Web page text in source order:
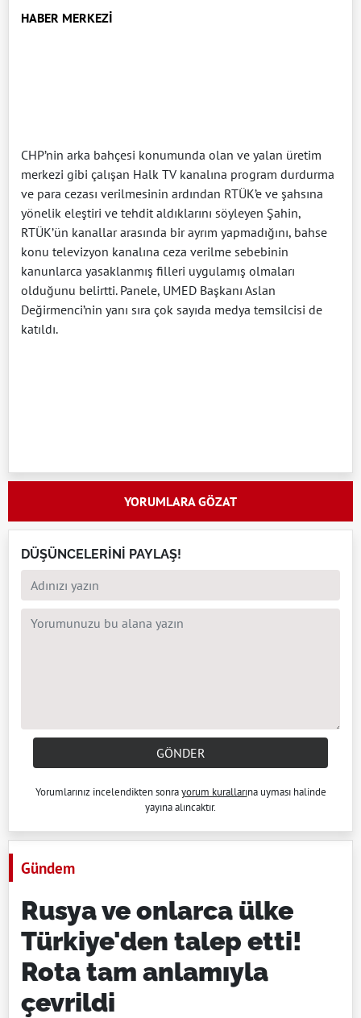
HABER MERKEZİ
CHP’nin arka bahçesi konumunda olan ve yalan üretim
merkezi gibi çalışan Halk TV kanalına program durdurma
ve para cezası verilmesinin ardından RTÜK’e ve şahsına
yönelik eleştiri ve tehdit aldıklarını söyleyen Şahin,
RTÜK’ün kanallar arasında bir ayrım yapmadığını, bahse
konu televizyon kanalına ceza verilme sebebinin
kanunlarca yasaklanmış filleri uygulamış olmaları
olduğunu belirtti. Panele, UMED Başkanı Aslan
Değirmenci’nin yanı sıra çok sayıda medya temsilcisi de
katıldı.
YORUMLARA GÖZAT
DÜŞÜNCELERİNİ PAYLAŞ!
GÖNDER
Yorumlarınız incelendikten sonrayorum kurallarına uyması halinde
yayına alıncaktır.
Gündem
Rusya ve onlarca ülke
Türkiye'den talep etti!
Rota tam anlamıyla
çevrildi